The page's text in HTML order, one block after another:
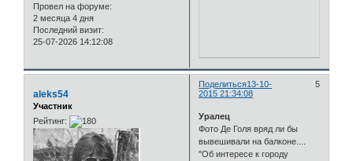
Провел на форуме:
2 месяца 4 дня
Последний визит:
25-07-2026 14:12:08
Поделиться 5
13-10-
2015 21:34:08
aleks54
Участник
Рейтинг:
Уралец
Фото Де Голя вряд ли бы
вывешивали на балконе....
"Об интересе к городу